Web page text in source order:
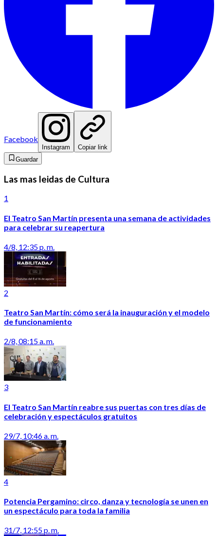
Facebook
Instagram
Copiar link
Guardar
Las mas leidas de Cultura
1
El Teatro San Martín presenta una semana de actividades
para celebrar su reapertura
4/8, 12:35 p. m.
2
Teatro San Martín: cómo será la inauguración y el modelo
de funcionamiento
2/8, 08:15 a. m.
3
El Teatro San Martín reabre sus puertas con tres días de
celebración y espectáculos gratuitos
29/7, 10:46 a. m.
4
Potencia Pergamino: circo, danza y tecnología se unen en
un espectáculo para toda la familia
31/7, 12:55 p. m.